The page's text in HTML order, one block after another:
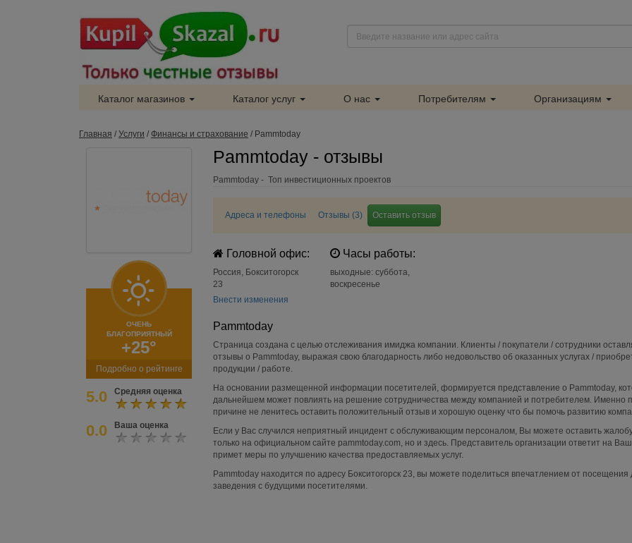
Каталог магазинов Каталог услуг О нас Потребителям Организациям
Главная / Услуги / Финансы и страхование / Pammtoday
ОЧЕНЬ
БЛАГОПРИЯТНЫЙ
+25°
Подробно о рейтинге
5.0 Средняя оценка
0.0 Ваша оценка
Pammtoday - отзывы
Pammtoday - Топ инвестиционных проектов
Адреса и телефоны Отзывы (3) Оставить отзыв
Головной офис:
Россия, Бокситогорск
23
Внести изменения
Часы работы:
выходные: суббота,
воскресенье
Pammtoday
Страница создана с целью отслеживания имиджа компании. Клиенты / покупатели / сотрудники
отзывы о Pammtoday, выражая свою благодарность либо недовольство об оказанных услугах /
продукции / работе.
На основании размещенной информации посетителей, формируется представление о Pammtoday,
дальнейшем может повлиять на решение сотрудничества между компанией и потребителем. Именно
причине не ленитесь оставить положительный отзыв и хорошую оценку что бы помочь развитию
Если у Вас случился неприятный инцидент с обслуживающим персоналом, Вы можете оставить
только на официальном сайте pammtoday.com, но и здесь. Представитель организации ответит на
примет меры по улучшению качества предоставляемых услуг.
Pammtoday находится по адресу Бокситогорск 23, вы можете поделиться впечатлением от посещения
заведения с будущими посетителями.